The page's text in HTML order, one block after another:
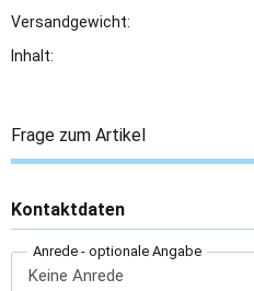
Versandgewicht:
Inhalt:
Frage zum Artikel
Kontaktdaten
Anrede - optionale Angabe